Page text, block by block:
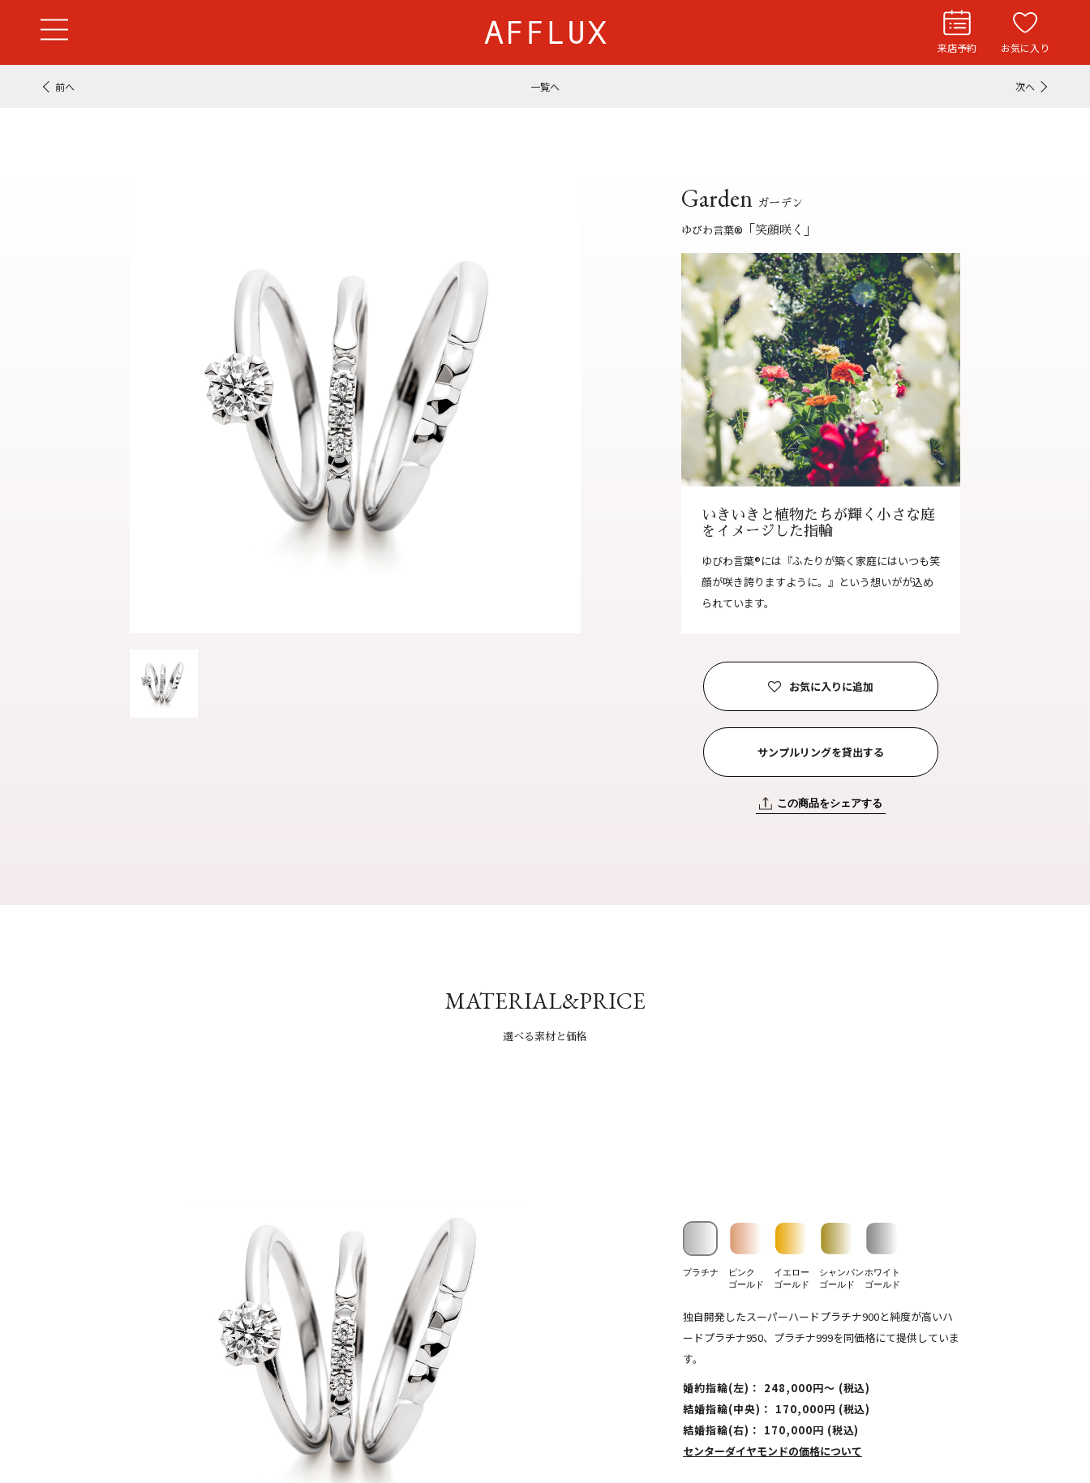
来店予約 お気に入り
結婚指輪
ベビーリング・ブレス
ショップ
店舗一覧
オンラインショールーム
来店予約について
AFFLUXダイヤモンド
ブログ・お客様の声
カタログ請求
|お問い合わせ|プライバシーポリシー
前へ 一覧へ 次へ
Garden ガーデン
ゆびわ言葉® 「笑顔咲く」
いきいきと植物たちが輝く小さな庭
をイメージした指輪
ゆびわ言葉®には『ふたりが築く家庭にはいつも笑
顔が咲き誇りますように。』という想いがが込め
られています。
お気に入りに追加
サンプルリングを貸出する
この商品をシェアする
MATERIAL&PRICE
選べる素材と価格
プラチナ
ピンク
ゴールド
イエロー
ゴールド
シャンパン
ゴールド
ホワイト
ゴールド
独自開発したスーパーハードプラチナ900と純度が高いハ
ードプラチナ950、プラチナ999を同価格にて提供していま
す。
婚約指輪(左)： 248,000円〜 (税込)
結婚指輪(中央)： 170,000円 (税込)
結婚指輪(右)： 170,000円 (税込)
センターダイヤモンドの価格について